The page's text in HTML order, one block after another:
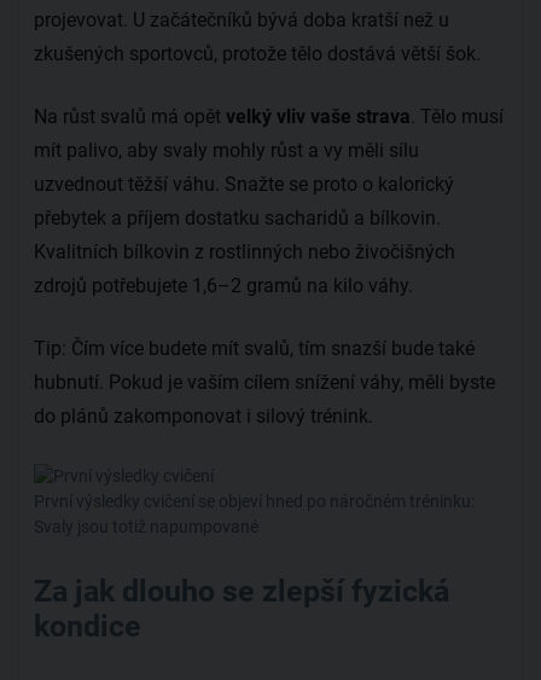
projevovat. U začátečníků bývá doba kratší než u
zkušených sportovců, protože tělo dostává větší šok.
Na růst svalů má opět velký vliv vaše strava . Tělo musí
mít palivo, aby svaly mohly růst a vy měli sílu
uzvednout těžší váhu. Snažte se proto o kalorický
přebytek a příjem dostatku sacharidů a bílkovin.
Kvalitních bílkovin z rostlinných nebo živočišných
zdrojů potřebujete 1,6–2 gramů na kilo váhy.
Tip: Čím více budete mít svalů, tím snazší bude také
hubnutí. Pokud je vaším cílem snížení váhy, měli byste
do plánů zakomponovat i silový trénink.
První výsledky cvičení se objeví hned po náročném tréninku:
Svaly jsou totiž napumpované
Za jak dlouho se zlepší fyzická
kondice